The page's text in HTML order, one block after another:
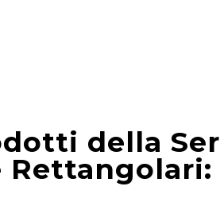
della
Rettangolari: